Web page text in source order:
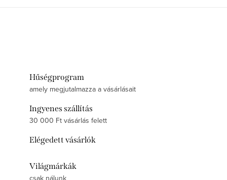
Hűségprogram
amely megjutalmazza a vásárlásait
Ingyenes szállítás
30 000 Ft vásárlás felett
Elégedett vásárlók
Világmárkák